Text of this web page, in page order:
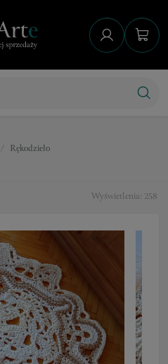
Rękodzieło
Wyświetlenia: 258